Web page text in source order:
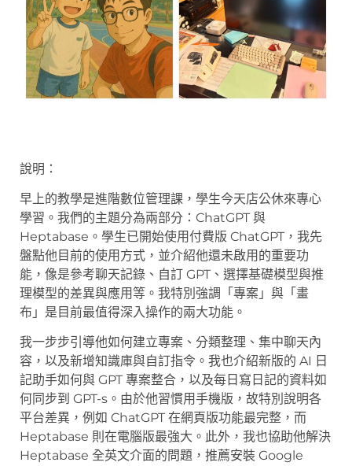
說明：
早上的教學是進階數位管理課，學生今天店公休來專心
學習。我們的主題分為兩部分：ChatGPT 與
Heptabase。學生已開始使用付費版 ChatGPT，我先
盤點他目前的使用方式，並介紹他還未啟用的重要功
能，像是參考聊天記錄、自訂 GPT、選擇基礎模型與推
理模型的差異與應用等。我特別強調「專案」與「畫
布」是目前最值得深入操作的兩大功能。
我一步步引導他如何建立專案、分類整理、集中聊天內
容，以及新增知識庫與自訂指令。我也介紹新版的 AI 日
記助手如何與 GPT 專案整合，以及每日寫日記的資料如
何同步到 GPT-s。由於他習慣用手機版，故特別說明各
平台差異，例如 ChatGPT 在網頁版功能最完整，而
Heptabase 則在電腦版最強大。此外，我也協助他解決
Heptabase 全英文介面的問題，推薦安裝 Google